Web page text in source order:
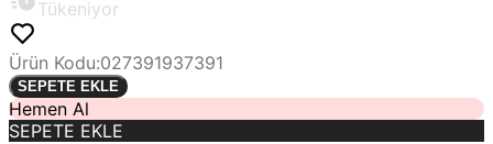
Tükeniyor
Ürün Kodu:027391937391
SEPETE EKLE
Hemen Al
SEPETE EKLE